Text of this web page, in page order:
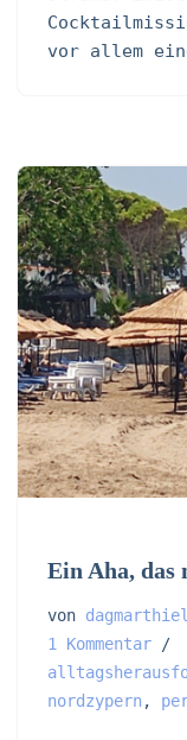
vor allem
Ein Aha,
von dagmarthiel
1 Kommentar
nordzypern,